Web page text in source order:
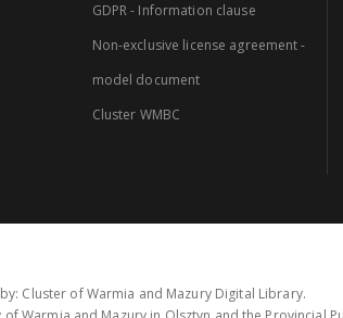
GDPR - Information clause
Non-exclusive license agreement -
model document
Cluster WMBC
Cluster of Warmia and Mazury Digital Library.